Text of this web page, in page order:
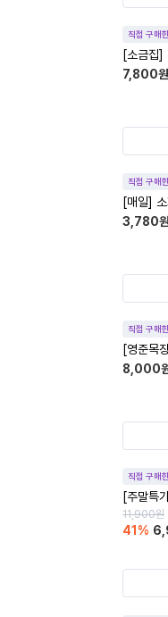
직접 구매
[소금집]
7,800원
직접 구매
[매일]
3,780원
직접 구매
[영준목
8,000
직접 구매
[주말특
11,900원
41 %